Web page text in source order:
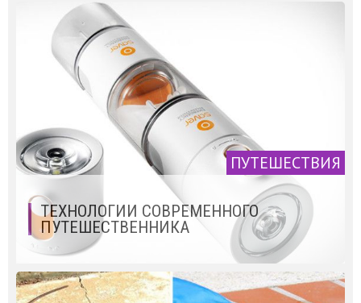
ПУТЕШЕСТВИЯ
ТЕХНОЛОГИИ СОВРЕМЕННОГО
ПУТЕШЕСТВЕННИКА